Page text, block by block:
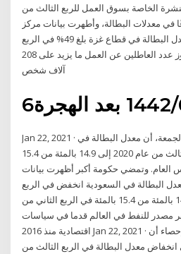
الخاصة بسوق العمل للربع الثالث من
عام 2020 ارتفاعًا في معدلات البطالة، وأطهرت بيانات مركز
الإحصاء الفلسطيني أن معدل البطالة في قطاع غزة بلغ 49% في الربع
الثالث من عام 2020 وتجاوز عدد العاطلين عن العمل ما يزيد على 208
آلاف شخص
Jan 22, 2021 · ظهرت بيانات رسمية اليوم الجمعة، أن معدل البطالة في
السعودية انخفض في الربع الثالث من عام 2020 إلى 14.9 بالمئة من 15.4
العام. وتمضي حكومة أكبر أظهرت بيانات
البطالة في السعودية انخفض في الربع
الثالث من عام 2020 إلى 14.9 بالمئة من 15.4 بالمئة في الربع الثاني من
مصدر للنفط في العالم قدما في سياسات
اقتصادية منذ 2016 Jan 22, 2021 · كشفت أرقام الهيئة العامة للإحصاء أن
معدل البطالة في الربع الثالث من